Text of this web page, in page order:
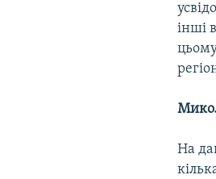
інші
На